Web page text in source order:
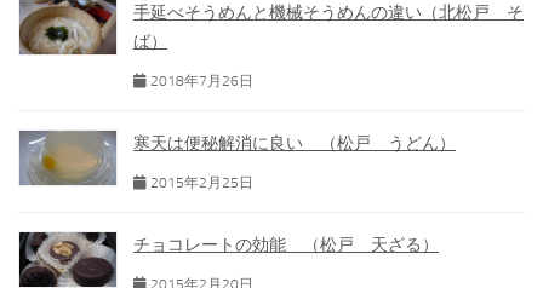
手延べそうめんと機械そうめんの違い（北松戸 そ
ば）
2018年7月26日
寒天は便秘解消に良い （松戸 うどん）
2015年2月25日
チョコレートの効能 （松戸 天ざる）
2015年2月20日